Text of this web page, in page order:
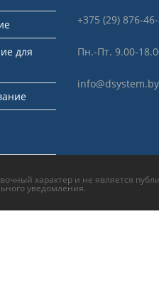
для
+375 (29) 876-
Пн.-Пт. 9.00-
info@dsystem.by
характер и не является
уведомления.